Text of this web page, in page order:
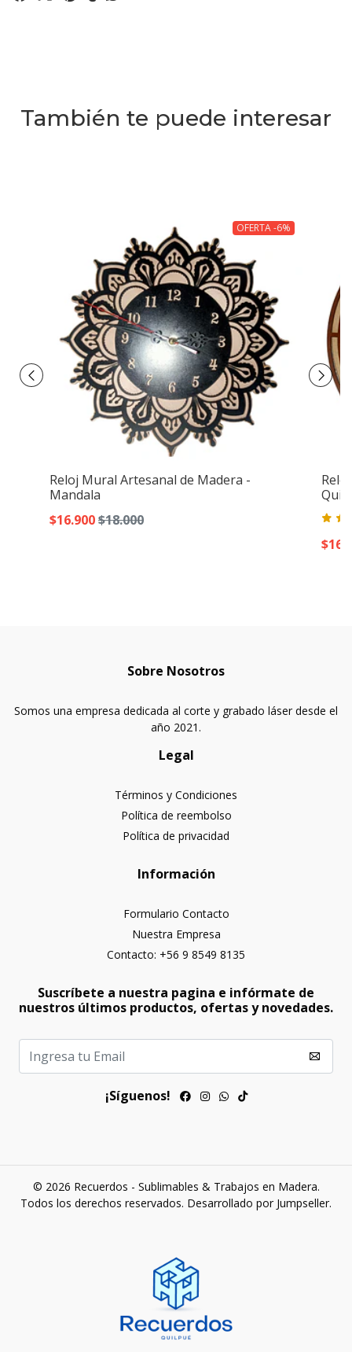
También te puede interesar
OFERTA -6%
Reloj Mural Artesanal de Madera -
Mandala
$16.900$18.000
Sobre Nosotros
Somos una empresa dedicada al corte y grabado láser desde el
año 2021.
Legal
Términos y Condiciones
Política de reembolso
Política de privacidad
Información
Formulario Contacto
Nuestra Empresa
Contacto: +56 9 8549 8135
Suscríbete a nuestra pagina e infórmate de
nuestros últimos productos, ofertas y novedades.
¡Síguenos!
© 2026 Recuerdos - Sublimables & Trabajos en Madera.
Todos los derechos reservados. Desarrollado por Jumpseller.